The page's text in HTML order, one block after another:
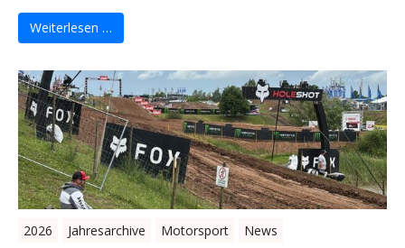
Weiterlesen …
2026 Jahresarchive Motorsport News